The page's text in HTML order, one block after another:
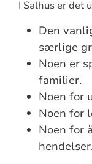
I Salhus er det
Den
særlige
Noen er
familier.
Noen for
Noen for
Noen for